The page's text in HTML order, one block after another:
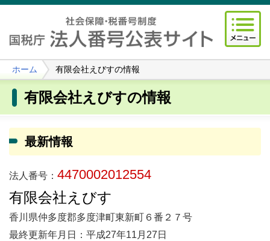
ホーム 有限会社えびすの情報
有限会社えびすの情報
最新情報
法人番号： 4470002012554
有限会社えびす
香川県仲多度郡多度津町東新町６番２７号
最終更新年月日：平成27年11月27日